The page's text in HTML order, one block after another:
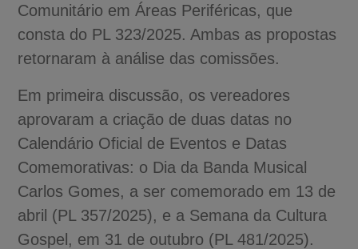
Comunitário em Áreas Periféricas, que
consta do PL 323/2025. Ambas as propostas
retornaram à análise das comissões.
Em primeira discussão, os vereadores
aprovaram a criação de duas datas no
Calendário Oficial de Eventos e Datas
Comemorativas: o Dia da Banda Musical
Carlos Gomes, a ser comemorado em 13 de
abril (PL 357/2025), e a Semana da Cultura
Gospel, em 31 de outubro (PL 481/2025).